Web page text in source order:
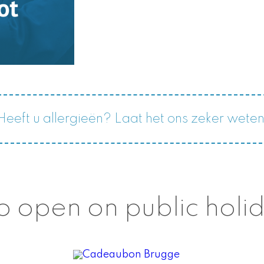
u allergieën? Laat het ons zeker
open on public